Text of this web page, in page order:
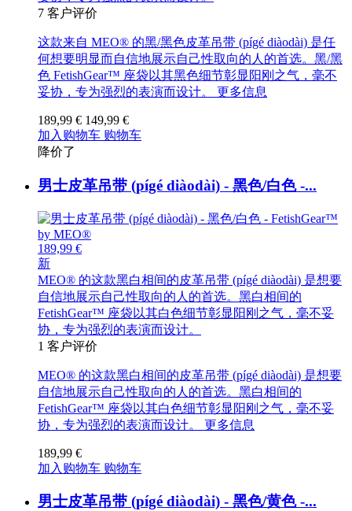
7 客户评价
这款来自 MEO® 的黑/黑色皮革吊带 (pígé diàodài) 是任
何想要明显而自信地展示自己性取向的人的首选。黑/黑
色 FetishGear™ 座袋以其黑色细节彰显阳刚之气，毫不
妥协，专为强烈的表演而设计。 更多信息
189,99 € 149,99 €
加入购物车 购物车
降价了
男士皮革吊带 (pígé diàodài) - 黑色/白色 -...
189,99 €
新
MEO® 的这款黑白相间的皮革吊带 (pígé diàodài) 是想要
自信地展示自己性取向的人的首选。黑白相间的
FetishGear™ 座袋以其白色细节彰显阳刚之气，毫不妥
协，专为强烈的表演而设计。
1 客户评价
MEO® 的这款黑白相间的皮革吊带 (pígé diàodài) 是想要
自信地展示自己性取向的人的首选。黑白相间的
FetishGear™ 座袋以其白色细节彰显阳刚之气，毫不妥
协，专为强烈的表演而设计。 更多信息
189,99 €
加入购物车 购物车
男士皮革吊带 (pígé diàodài) - 黑色/黄色 -...